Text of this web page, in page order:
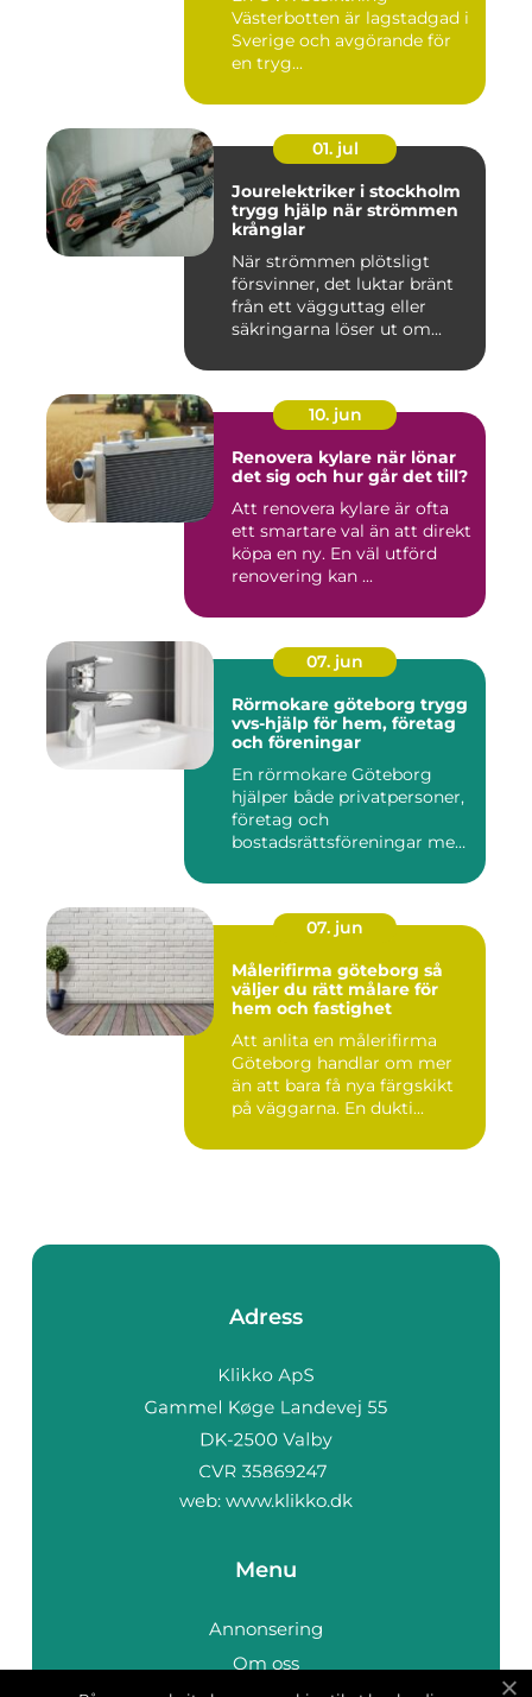
Västerbotten är lagstadgad i
Sverige och avgörande för
en tryg...
01. jul
Jourelektriker i stockholm
trygg hjälp när strömmen
krånglar
När strömmen plötsligt
försvinner, det luktar bränt
från ett vägguttag eller
säkringarna löser ut om...
10. jun
Renovera kylare när lönar
det sig och hur går det till?
Att renovera kylare är ofta
ett smartare val än att direkt
köpa en ny. En väl utförd
renovering kan ...
07. jun
Rörmokare göteborg trygg
vvs-hjälp för hem, företag
och föreningar
En rörmokare Göteborg
hjälper både privatpersoner,
företag och
bostadsrättsföreningar med
07. jun
Målerifirma göteborg så
väljer du rätt målare för
hem och fastighet
Att anlita en målerifirma
Göteborg handlar om mer
än att bara få nya färgskikt
på väggarna. En dukti...
Adress
web: www.klikko.dk
Menu
Annonsering
Om oss